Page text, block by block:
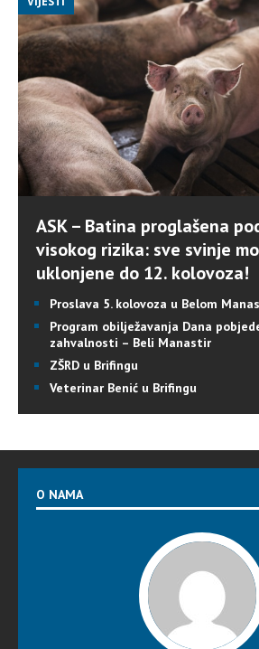
ASK – Batina proglašena
visokog rizika: sve svinje
uklonjene do 12. kolovoza!
Proslava 5. kolovoza u Belom
Program obilježavanja Dana
zahvalnosti – Beli Manastir
ZŠRD u Brifingu
Veterinar Benić u Brifingu
O NAMA